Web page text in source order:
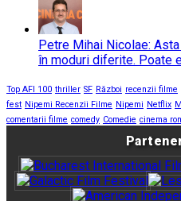
Petre Mihai Nicolae:
în moduri diferite. Poate
Top AFI 100 thriller SF Război recenzii filme
fest Nipemi Recenzii Filme Nipemi Netflix
comentarii filme comedy Comedie cinema